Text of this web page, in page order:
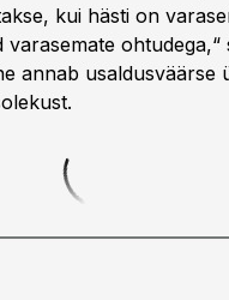
kui hästi on
varasemate ohtudega,“
annab usaldusväärse